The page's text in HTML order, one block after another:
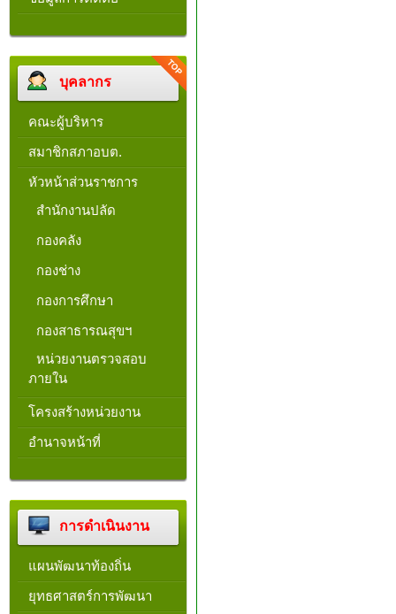
บุคลากร
คณะผู้บริหาร
สมาชิกสภาอบต.
หัวหน้าส่วนราชการ
สำนักงานปลัด
กองคลัง
กองช่าง
กองการศึกษา
กองสาธารณสุขฯ
หน่วยงานตรวจสอบ
ภายใน
โครงสร้างหน่วยงาน​
อำนาจหน้าที่
การดำเนินงาน
แผนพัฒนาท้องถิ่น
ยุทธศาสตร์การพัฒนา